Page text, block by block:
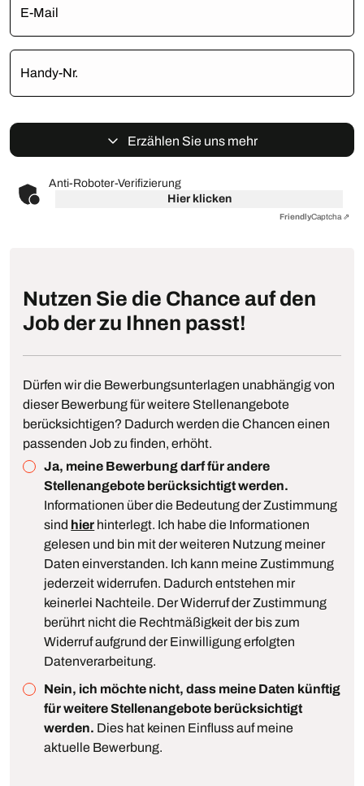
E-Mail
Handy-Nr.
Erzählen Sie uns mehr
Anti-Roboter-Verifizierung
Hier klicken
FriendlyCaptcha ⇗
Nutzen Sie die Chance auf den
Job der zu Ihnen passt!
Dürfen wir die Bewerbungsunterlagen unabhängig von
dieser Bewerbung für weitere Stellenangebote
berücksichtigen? Dadurch werden die Chancen einen
passenden Job zu finden, erhöht.
Ja, meine Bewerbung darf für andere
Stellenangebote berücksichtigt werden.
Informationen über die Bedeutung der Zustimmung
sind hier hinterlegt. Ich habe die Informationen
gelesen und bin mit der weiteren Nutzung meiner
Daten einverstanden. Ich kann meine Zustimmung
jederzeit widerrufen. Dadurch entstehen mir
keinerlei Nachteile. Der Widerruf der Zustimmung
berührt nicht die Rechtmäßigkeit der bis zum
Widerruf aufgrund der Einwilligung erfolgten
Datenverarbeitung.
Nein, ich möchte nicht, dass meine Daten künftig
für weitere Stellenangebote berücksichtigt
werden. Dies hat keinen Einfluss auf meine
aktuelle Bewerbung.